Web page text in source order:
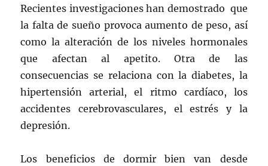
Recientes investigaciones han demostrado que
la falta de sueño provoca aumento de peso, así
como la alteración de los niveles hormonales
que afectan al apetito. Otra de las
consecuencias se relaciona con la diabetes, la
hipertensión arterial, el ritmo cardíaco, los
accidentes cerebrovasculares, el estrés y la
depresión.
Los beneficios de dormir bien van desde